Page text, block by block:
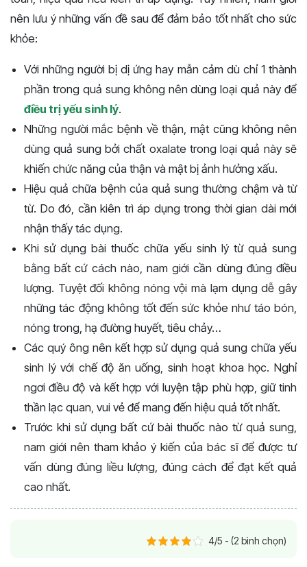
nên lưu ý những vấn đề sau để đảm bảo tốt nhất cho sức
khỏe:
Với những người bị dị ứng hay mẫn cảm dù chỉ 1 thành
phần trong quả sung không nên dùng loại quả này để
điều trị yếu sinh lý.
Những người mắc bệnh về thận, mật cũng không nên
dùng quả sung bởi chất oxalate trong loại quả này sẽ
khiến chức năng của thận và mật bị ảnh hưởng xấu.
Hiệu quả chữa bệnh của quả sung thường chậm và từ
từ. Do đó, cần kiên trì áp dụng trong thời gian dài mới
nhận thấy tác dụng.
Khi sử dụng bài thuốc chữa yếu sinh lý từ quả sung
bằng bất cứ cách nào, nam giới cần dùng đúng điều
lượng. Tuyệt đối không nóng vội mà lạm dụng dễ gây
những tác động không tốt đến sức khỏe như táo bón,
nóng trong, hạ đường huyết, tiêu chảy…
Các quý ông nên kết hợp sử dụng quả sung chữa yếu
sinh lý với chế độ ăn uống, sinh hoạt khoa học. Nghỉ
ngơi điều độ và kết hợp với luyện tập phù hợp, giữ tinh
thần lạc quan, vui vẻ để mang đến hiệu quả tốt nhất.
Trước khi sử dụng bất cứ bài thuốc nào từ quả sung,
nam giới nên tham khảo ý kiến của bác sĩ để được tư
vấn dùng đúng liều lượng, đúng cách để đạt kết quả
cao nhất.
4/5 - (2 bình chọn)